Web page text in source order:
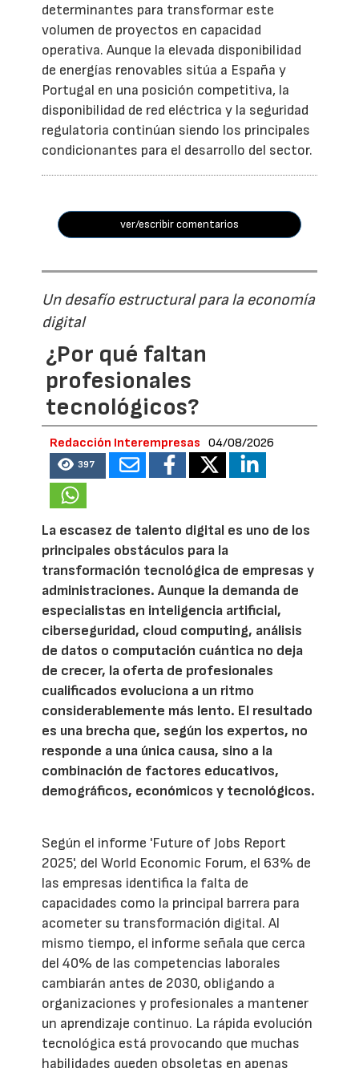
determinantes para transformar este
volumen de proyectos en capacidad
operativa. Aunque la elevada disponibilidad
de energías renovables sitúa a España y
Portugal en una posición competitiva, la
disponibilidad de red eléctrica y la seguridad
regulatoria continúan siendo los principales
condicionantes para el desarrollo del sector.
ver/escribir comentarios
Un desafío estructural para la economía
digital
¿Por qué faltan
profesionales
tecnológicos?
Redacción Interempresas 04/08/2026
397
La escasez de talento digital es uno de los
principales obstáculos para la
transformación tecnológica de empresas y
administraciones. Aunque la demanda de
especialistas en inteligencia artificial,
ciberseguridad, cloud computing, análisis
de datos o computación cuántica no deja
de crecer, la oferta de profesionales
cualificados evoluciona a un ritmo
considerablemente más lento. El resultado
es una brecha que, según los expertos, no
responde a una única causa, sino a la
combinación de factores educativos,
demográficos, económicos y tecnológicos.
Según el informe 'Future of Jobs Report
2025', del World Economic Forum, el 63% de
las empresas identifica la falta de
capacidades como la principal barrera para
acometer su transformación digital. Al
mismo tiempo, el informe señala que cerca
del 40% de las competencias laborales
cambiarán antes de 2030, obligando a
organizaciones y profesionales a mantener
un aprendizaje continuo. La rápida evolución
tecnológica está provocando que muchas
habilidades queden obsoletas en apenas